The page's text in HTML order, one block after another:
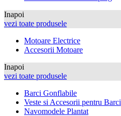
Inapoi
vezi toate produsele
Motoare Electrice
Accesorii Motoare
Inapoi
vezi toate produsele
Barci Gonflabile
Veste si Accesorii pentru Barci
Navomodele Plantat